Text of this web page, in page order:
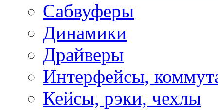
Сабвуферы
Динамики
Драйверы
Интерфейсы,
Кейсы, рэки, чехлы